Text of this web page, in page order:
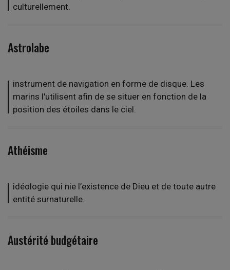
culturellement.
Astrolabe
instrument de navigation en forme de disque. Les
marins l'utilisent afin de se situer en fonction de la
position des étoiles dans le ciel.
Athéisme
idéologie qui nie l’existence de Dieu et de toute autre
entité surnaturelle.
Austérité budgétaire